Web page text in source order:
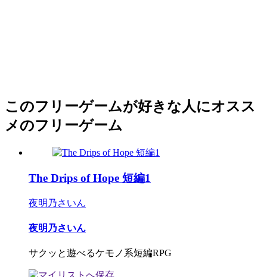
このフリーゲームが好きな人にオスス
メのフリーゲーム
The Drips of Hope 短編1
夜明乃さいん
夜明乃さいん
サクッと遊べるケモノ系短編RPG